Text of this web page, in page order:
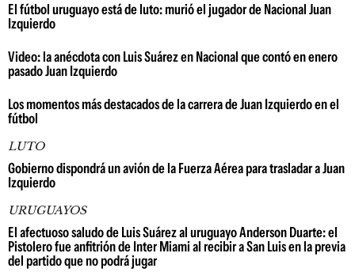
El fútbol uruguayo está de luto: murió el jugador de Nacional Juan
Izquierdo
Video: la anécdota con Luis Suárez en Nacional que contó en enero
pasado Juan Izquierdo
Los momentos más destacados de la carrera de Juan Izquierdo en el
fútbol
LUTO
Gobierno dispondrá un avión de la Fuerza Aérea para trasladar a Juan
Izquierdo
URUGUAYOS
El afectuoso saludo de Luis Suárez al uruguayo Anderson Duarte: el
Pistolero fue anfitrión de Inter Miami al recibir a San Luis en la previa
del partido que no podrá jugar